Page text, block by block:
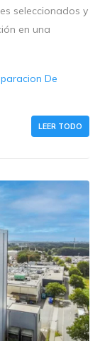
seleccionados y
en una
De
LEER TODO